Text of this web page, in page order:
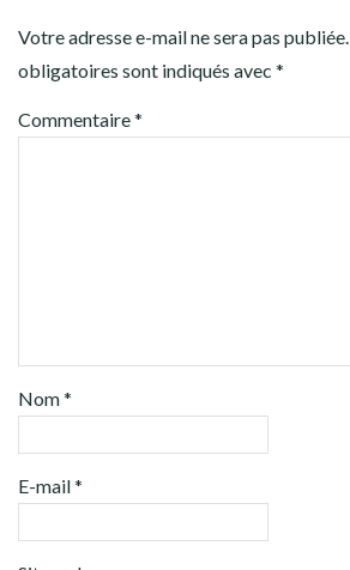
Votre adresse e-mail ne sera pas publiée.
obligatoires sont indiqués avec *
Commentaire*
Nom*
E-mail*